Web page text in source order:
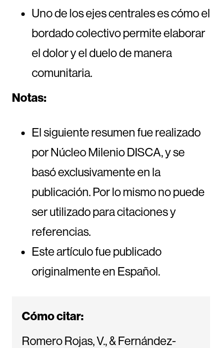
Uno de los ejes centrales es cómo el
bordado colectivo permite elaborar
el dolor y el duelo de manera
comunitaria.
Notas:
El siguiente resumen fue realizado
por Núcleo Milenio DISCA, y se
basó exclusivamente en la
publicación. Por lo mismo no puede
ser utilizado para citaciones y
referencias.
Este artículo fue publicado
originalmente en Español.
Cómo citar:
Romero Rojas, V., & Fernández-